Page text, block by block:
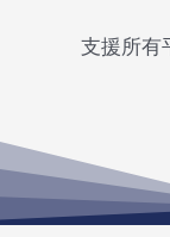
支援所有